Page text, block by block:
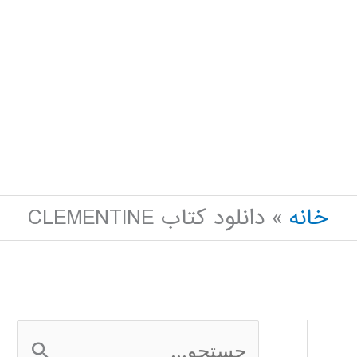
خانه
دانلود کتاب CLEMENTINE